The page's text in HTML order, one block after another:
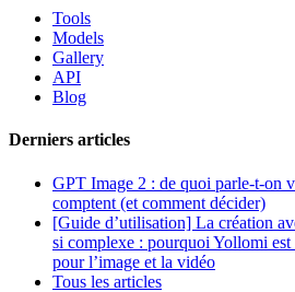
Tools
Models
Gallery
API
Blog
Derniers articles
GPT Image 2 : de quoi parle-t-on
comptent (et comment décider)
[Guide d’utilisation] La création
si complexe : pourquoi Yollomi
pour l’image et la vidéo
Tous les articles